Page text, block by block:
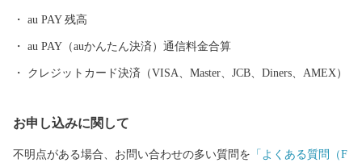
au PAY 残高
au PAY（auかんたん決済）通信料金合算
クレジットカード決済（VISA、Master、JCB、Diners、AMEX）
お申し込みに関して
不明点がある場合、お問い合わせの多い質問を 「よくある質問（F